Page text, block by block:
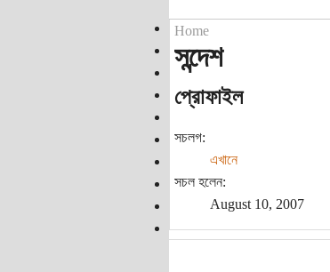
Home
সন্দেশ
প্রোফাইল
সচলগ:
এখানে
সচল হলেন:
August 10, 2007